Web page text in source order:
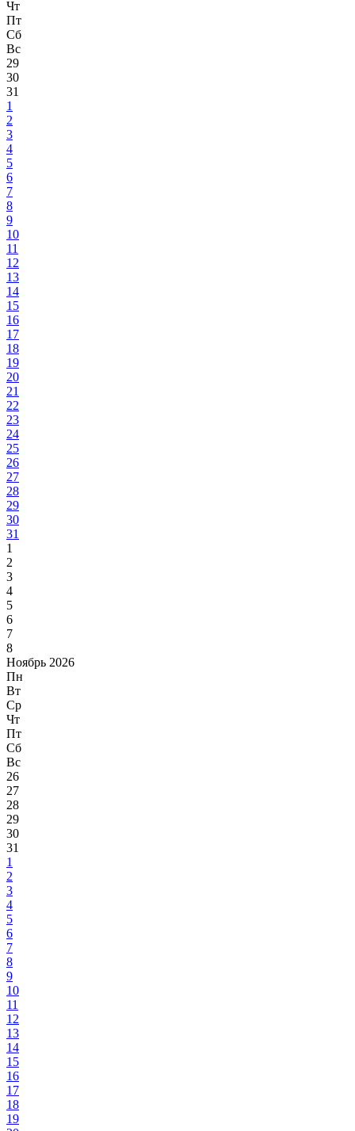
Чт
Пт
Сб
Вс
29
30
31
1
2
3
4
5
6
7
8
9
10
11
12
13
14
15
16
17
18
19
20
21
22
23
24
25
26
27
28
29
30
31
1
2
3
4
5
6
7
8
Ноябрь 2026
Пн
Вт
Ср
Чт
Пт
Сб
Вс
26
27
28
29
30
31
1
2
3
4
5
6
7
8
9
10
11
12
13
14
15
16
17
18
19